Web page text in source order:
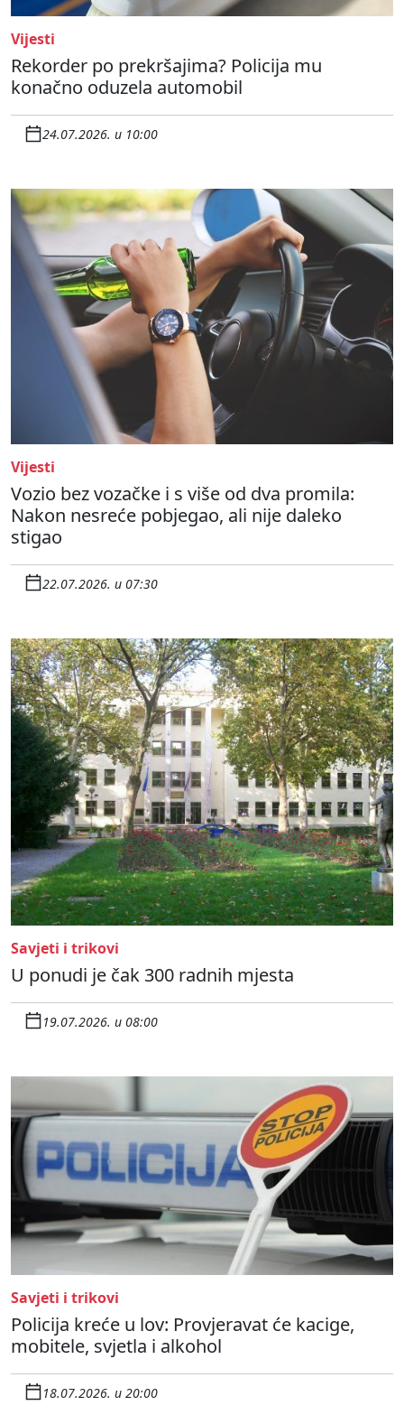
Vijesti
Rekorder po prekršajima? Policija mu
konačno oduzela automobil
24.07.2026. u 10:00
Vijesti
Vozio bez vozačke i s više od dva promila:
Nakon nesreće pobjegao, ali nije daleko
stigao
22.07.2026. u 07:30
Savjeti i trikovi
U ponudi je čak 300 radnih mjesta
19.07.2026. u 08:00
Savjeti i trikovi
Policija kreće u lov: Provjeravat će kacige,
mobitele, svjetla i alkohol
18.07.2026. u 20:00